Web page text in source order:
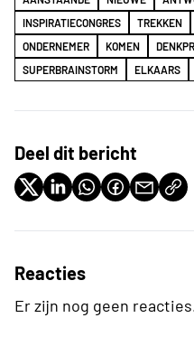
INSPIRATIECONGRES
TREKKEN
ONDERNEMER
KOMEN
SUPERBRAINSTORM
ELKAARS
Deel dit bericht
Reacties
Er zijn nog geen